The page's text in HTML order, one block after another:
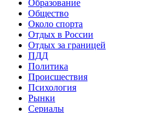
Образование
Общество
Около спорта
Отдых в России
Отдых за границей
ПДД
Политика
Происшествия
Психология
Рынки
Сериалы